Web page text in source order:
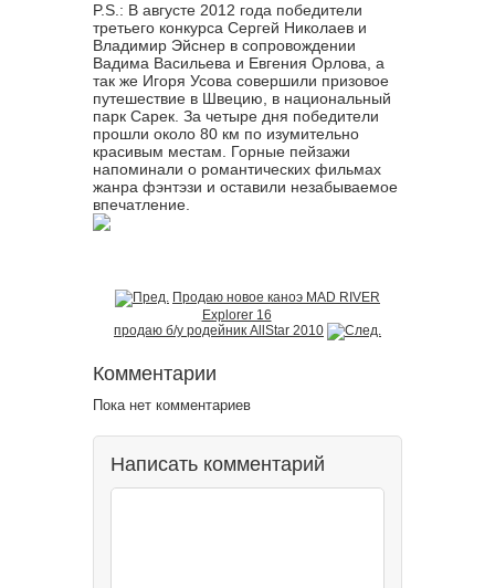
P.S.: В августе 2012 года победители
третьего конкурса Сергей Николаев и
Владимир Эйснер в сопровождении
Вадима Васильева и Евгения Орлова, а
так же Игоря Усова совершили призовое
путешествие в Швецию, в национальный
парк Сарек. За четыре дня победители
прошли около 80 км по изумительно
красивым местам. Горные пейзажи
напоминали о романтических фильмах
жанра фэнтэзи и оставили незабываемое
впечатление.
Продаю новое каноэ MAD RIVER
Explorer 16
продаю б/у родейник AllStar 2010
Комментарии
Пока нет комментариев
Написать комментарий